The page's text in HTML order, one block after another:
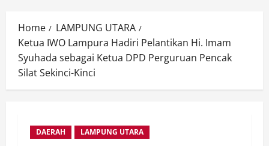
Home
LAMPUNG UTARA
Ketua IWO Lampura Hadiri Pelantikan Hi. Imam
Syuhada sebagai Ketua DPD Perguruan Pencak
Silat Sekinci-Kinci
DAERAH LAMPUNG UTARA